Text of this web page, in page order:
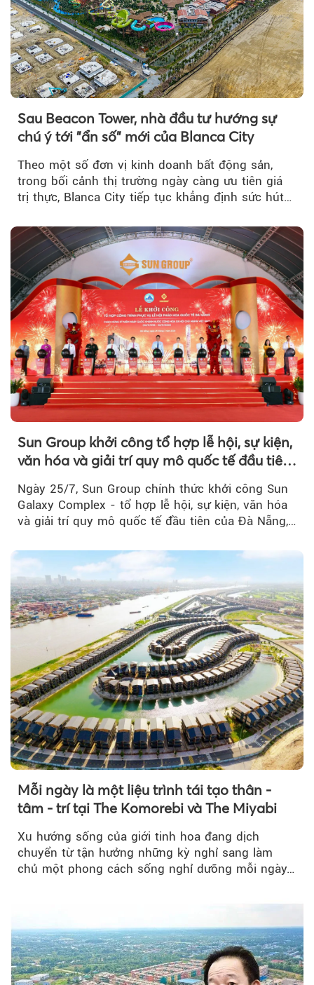
Sau Beacon Tower, nhà đầu tư hướng sự
chú ý tới "ẩn số" mới của Blanca City
Theo một số đơn vị kinh doanh bất động sản,
trong bối cảnh thị trường ngày càng ưu tiên giá
trị thực, Blanca City tiếp tục khẳng định sức hút
Sun Group khởi công tổ hợp lễ hội, sự kiện,
văn hóa và giải trí quy mô quốc tế đầu tiên
Ngày 25/7, Sun Group chính thức khởi công Sun
Galaxy Complex - tổ hợp lễ hội, sự kiện, văn hóa
và giải trí quy mô quốc tế đầu tiên của Đà Nẵng,…
Mỗi ngày là một liệu trình tái tạo thân -
tâm - trí tại The Komorebi và The Miyabi
Xu hướng sống của giới tinh hoa đang dịch
chuyển từ tận hưởng những kỳ nghỉ sang làm
chủ một phong cách sống nghỉ dưỡng mỗi ngày…